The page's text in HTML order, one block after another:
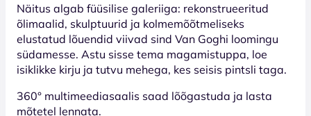
Näitus algab füüsilise galeriiga: rekonstrueeritud
õlimaalid, skulptuurid ja kolmemõõtmeliseks
elustatud lõuendid viivad sind Van Goghi loomingu
südamesse. Astu sisse tema magamistuppa, loe
isiklikke kirju ja tutvu mehega, kes seisis pintsli taga.
360° multimeediasaalis saad lõõgastuda ja lasta
mõtetel lennata.